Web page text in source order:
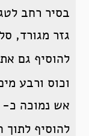
בסיר רחב
גזר מגורד,
להוסיף גם
וכוס ורבע
אש נמוכה
להוסיף